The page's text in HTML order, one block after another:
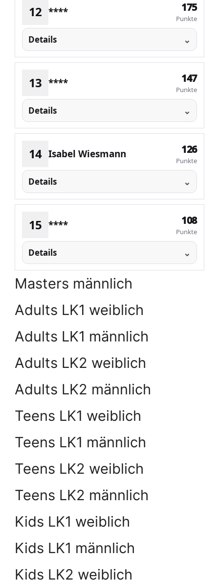
12 **** 175
Punkte
Details
13 **** 147
Punkte
Details
14 Isabel Wiesmann 126
Punkte
Details
15 **** 108
Punkte
Details
Masters männlich
Adults LK1 weiblich
Adults LK1 männlich
Adults LK2 weiblich
Adults LK2 männlich
Teens LK1 weiblich
Teens LK1 männlich
Teens LK2 weiblich
Teens LK2 männlich
Kids LK1 weiblich
Kids LK1 männlich
Kids LK2 weiblich